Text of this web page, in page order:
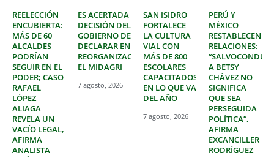
REELECCIÓN
ENCUBIERTA:
MÁS DE 60
ALCALDES
PODRÍAN
SEGUIR EN EL
PODER; CASO
RAFAEL
LÓPEZ
ALIAGA
REVELA UN
VACÍO LEGAL,
AFIRMA
ANALISTA
ES ACERTADA
DECISIÓN DEL
GOBIERNO DE
DECLARAR EN
REORGANIZACIÓN
EL MIDAGRI
7 agosto, 2026
SAN ISIDRO
FORTALECE
LA CULTURA
VIAL CON
MÁS DE 800
ESCOLARES
CAPACITADOS
EN LO QUE VA
DEL AÑO
7 agosto, 2026
PERÚ Y
MÉXICO
RESTABLECEN
RELACIONES:
A BETSY
CHÁVEZ NO
SIGNIFICA
QUE SEA
PERSEGUIDA
POLÍTICA”,
AFIRMA
EXCANCILLER
RODRÍGUEZ